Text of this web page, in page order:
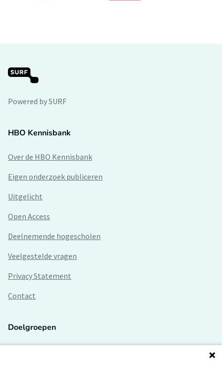
Powered by SURF
HBO Kennisbank
Over de HBO Kennisbank
Eigen onderzoek publiceren
Uitgelicht
Open Access
Deelnemende hogescholen
Veelgestelde vragen
Privacy Statement
Contact
Doelgroepen